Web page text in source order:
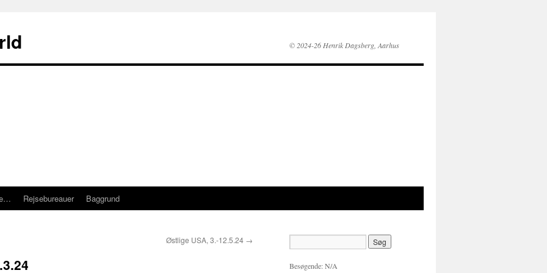
© 2024-26 Henrik Dagsberg, Aarhus
Rejsebureauer Baggrund
Østlige USA, 3.-12.5.24 →
Besøgende:N/A